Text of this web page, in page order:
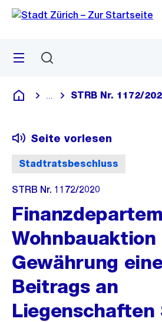
Navigation
Sprunglink
Menü
Deutsch
Blende alle Breadcrumbs ein
STRB Nr. 1172/
Stadtratsbeschluss
Seite vorlesen
STRB Nr. 1172/2020
Wohnbauaktion
Gewährung
Beitrags an
Liegenschaften